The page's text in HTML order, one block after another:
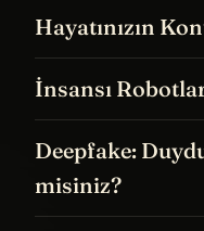
Hayatınızın
İnsansı
Deepfake:
misiniz?